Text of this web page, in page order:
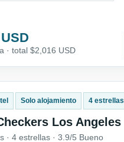
· total $2,016 USD
Solo alojamiento 4 estrellas
Los Angeles
· 4 estrellas · 3.9/5 Bueno